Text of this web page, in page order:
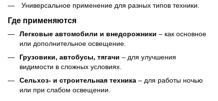
Универсальное применение для разных типов техники.
Где применяются
Легковые автомобили и внедорожники – как основное
или дополнительное освещение.
Грузовики, автобусы, тягачи – для улучшения
видимости в сложных условиях.
Сельхоз- и строительная техника – для работы ночью
или при слабом освещении.